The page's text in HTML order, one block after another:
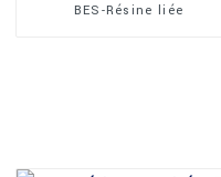
BES-Résine liée